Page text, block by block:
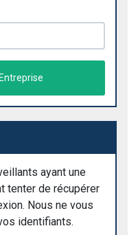
ayant une
tenter de récupérer
Nous ne vous
identifiants.